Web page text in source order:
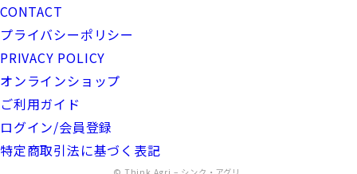
CONTACT
プライバシーポリシー
PRIVACY POLICY
オンラインショップ
ご利用ガイド
ログイン/会員登録
特定商取引法に基づく表記